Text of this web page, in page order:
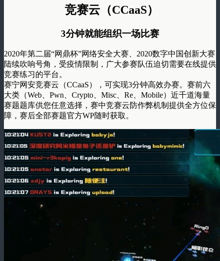
竞赛云（CCaaS）
3分钟就能组织一场比赛
2020年第二届“网鼎杯”网络安全大赛、2020数字中国创新大赛
陆续吹响号角，受疫情限制，广大参赛队伍迫切需要在线提供
竞赛练习的平台。
赛宁网安竞赛云（CCaaS），可实现3分钟高效办赛。赛前六
大类（Web、Pwn、Crypto、Misc、Re、Mobile）近千道海量
赛题题库供您任意选择，赛中竞赛云防作弊机制提供全方位保
障，赛后全部赛题官方WP随时获取。